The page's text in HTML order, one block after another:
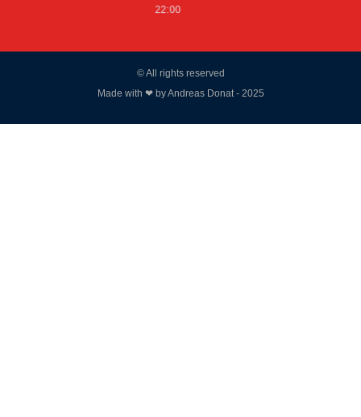
22:00
© All rights reserved
Made with ❤ by Andreas Donat - 2025